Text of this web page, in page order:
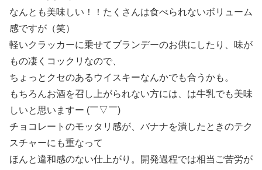
なんとも美味しい！！たくさんは食べられないボリューム
感ですが（笑）
軽いクラッカーに乗せてブランデーのお供にしたり、味が
もの凄くコックリなので、
ちょっとクセのあるウイスキーなんかでも合うかも。
もちろんお酒を召し上がられない方には、は牛乳でも美味
しいと思いますー (￣▽￣)
チョコレートのモッタリ感が、バナナを潰したときのテク
スチャーにも重なって
ほんと違和感のない仕上がり。開発過程では相当ご苦労が